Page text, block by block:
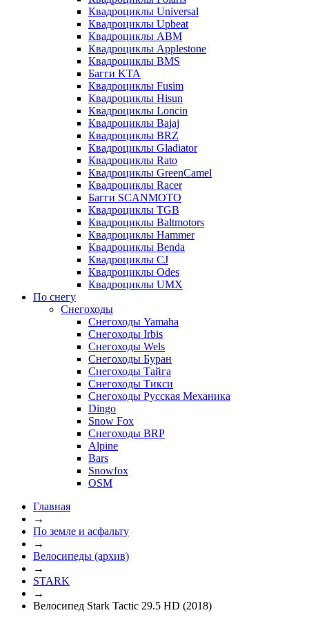
Квадроциклы Universal
Квадроциклы Upbeat
Квадроциклы ABM
Квадроциклы Applestone
Квадроциклы BMS
Багги KTA
Квадроциклы Fusim
Квадроциклы Hisun
Квадроциклы Loncin
Квадроциклы Bajaj
Квадроциклы BRZ
Квадроциклы Gladiator
Квадроциклы Rato
Квадроциклы GreenCamel
Квадроциклы Racer
Багги SCANMOTO
Квадроциклы TGB
Квадроциклы Baltmotors
Квадроциклы Hammer
Квадроциклы Benda
Квадроциклы CJ
Квадроциклы Odes
Квадроциклы UMX
По снегу
Снегоходы
Снегоходы Yamaha
Снегоходы Irbis
Снегоходы Wels
Снегоходы Буран
Снегоходы Тайга
Снегоходы Тикси
Снегоходы Русская Механика
Dingo
Snow Fox
Снегоходы BRP
Alpine
Bars
Snowfox
OSM
Главная
→
По земле и асфальту
→
Велосипеды (архив)
→
STARK
→
Велосипед Stark Tactic 29.5 HD (2018)